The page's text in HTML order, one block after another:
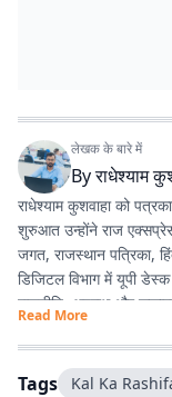
लेखक के बारे में
Byराधेश्याम
राधेश्याम कुशवाहा को
शुरुआत उन्होंने राज
जगत, राजस्थान पत्रिका,
डिजिटल विभाग में यूपी
राजनीति, अपराध और
Read More
Tags Kal Ka